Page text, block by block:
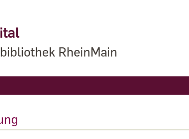
RheinMain